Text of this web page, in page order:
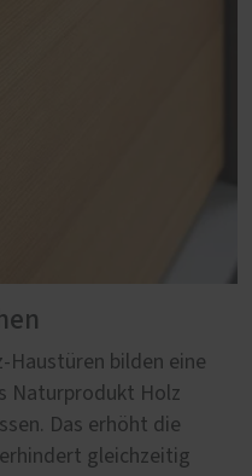
Haustüren bilden eine
Naturprodukt Holz
Das erhöht die
gleichzeitig